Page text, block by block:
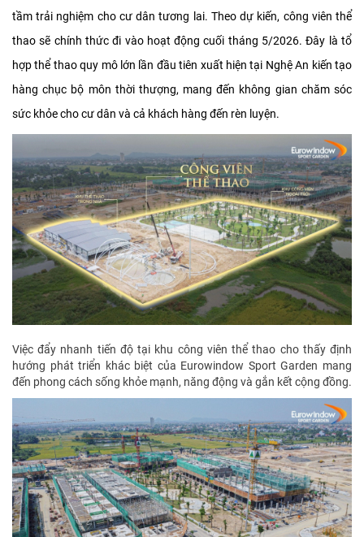
tầm trải nghiệm cho cư dân tương lai. Theo dự kiến, công viên thể
thao sẽ chính thức đi vào hoạt động cuối tháng 5/2026. Đây là tổ
hợp thể thao quy mô lớn lần đầu tiên xuất hiện tại Nghệ An kiến tạo
hàng chục bộ môn thời thượng, mang đến không gian chăm sóc
sức khỏe cho cư dân và cả khách hàng đến rèn luyện.
Việc đẩy nhanh tiến độ tại khu công viên thể thao cho thấy định
hướng phát triển khác biệt của Eurowindow Sport Garden mang
đến phong cách sống khỏe mạnh, năng động và gắn kết cộng đồng.